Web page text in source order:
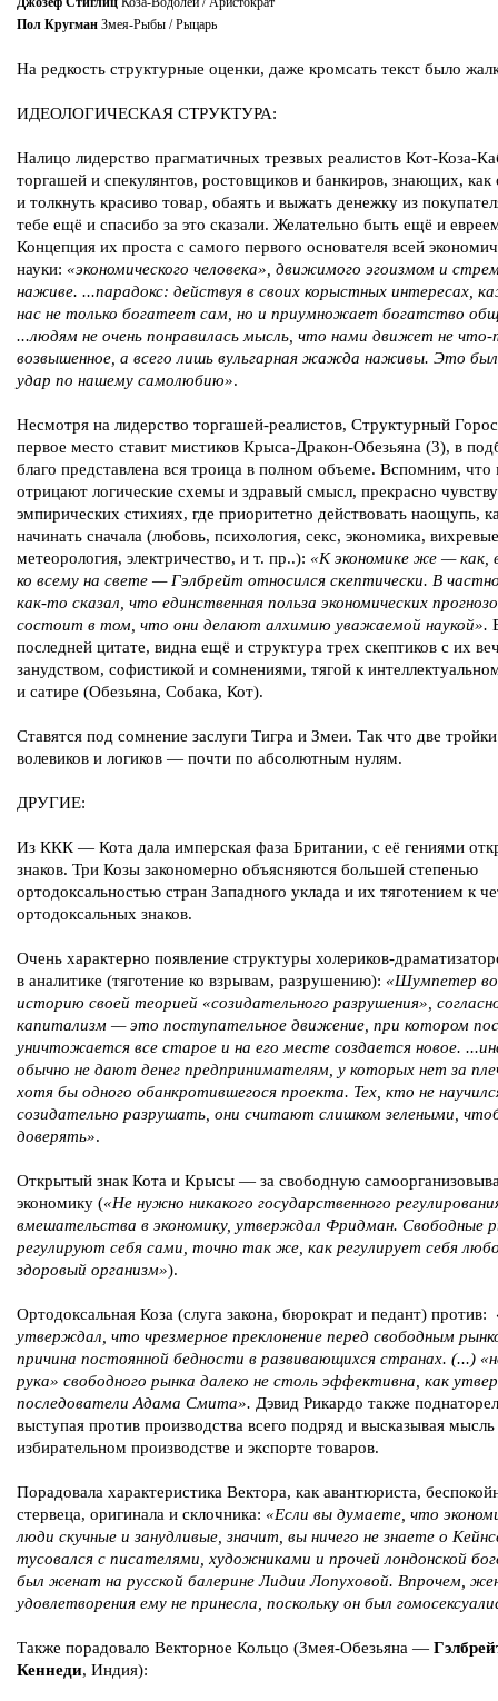
Пол Кругман Змея-Рыбы / Рыцарь
На редкость структурные оценки, даже кромсать текст было
ИДЕОЛОГИЧЕСКАЯ СТРУКТУРА:
Налицо лидерство прагматичных трезвых реалистов Кот-Коза-
торгашей и спекулянтов, ростовщиков и банкиров, знающих,
и толкнуть красиво товар, обаять и выжать денежку из
тебе ещё и спасибо за это сказали. Желательно быть ещё и
Концепция их проста с самого первого основателя всей
науки: «экономического человека», движимого эгоизмом и
наживе. ...парадокс: действуя в своих корыстных интересах,
нас не только богатеет сам, но и приумножает богатство
...людям не очень понравилась мысль, что нами движет не что-
возвышенное, а всего лишь вульгарная жажда наживы. Это
удар по нашему самолюбию».
Несмотря на лидерство торгашей-реалистов, Структурный
первое место ставит мистиков Крыса-Дракон-Обезьяна (3), в
благо представлена вся троица в полном объеме. Вспомним, что
отрицают логические схемы и здравый смысл, прекрасно
эмпирических стихиях, где приоритетно действовать наощупь,
начинать сначала (любовь, психология, секс, экономика,
метеорология, электричество, и т. пр..): «К экономике же — как,
ко всему на свете — Гэлбрейт относился скептически. В
как-то сказал, что единственная польза экономических
состоит в том, что они делают алхимию уважаемой наукой».
последней цитате, видна ещё и структура трех скептиков с их
занудством, софистикой и сомнениями, тягой к
и сатире (Обезьяна, Собака, Кот).
Ставятся под сомнение заслуги Тигра и Змеи. Так что две тройки
волевиков и логиков — почти по абсолютным нулям.
ДРУГИЕ:
Из ККК — Кота дала имперская фаза Британии, с её гениями
знаков. Три Козы закономерно объясняются большей степенью
ортодоксальностью стран Западного уклада и их тяготением к
ортодоксальных знаков.
Очень характерно появление структуры холериков-
в аналитике (тяготение ко взрывам, разрушению): «Шумпетер
историю своей теорией «созидательного разрушения»,
капитализм — это поступательное движение, при котором
уничтожается все старое и на его месте создается новое.
обычно не дают денег предпринимателям, у которых нет за
хотя бы одного обанкротившегося проекта. Тех, кто не
созидательно разрушать, они считают слишком зелеными,
доверять».
Открытый знак Кота и Крысы — за свободную
экономику («Не нужно никакого государственного
вмешательства в экономику, утверждал Фридман. Свободные
регулируют себя сами, точно так же, как регулирует себя
здоровый организм»).
Ортодоксальная Коза (слуга закона, бюрократ и педант) против:
утверждал, что чрезмерное преклонение перед свободным
причина постоянной бедности в развивающихся странах. (...)
рука» свободного рынка далеко не столь эффективна, как
последователи Адама Смита». Дэвид Рикардо также
выступая против производства всего подряд и высказывая
избирательном производстве и экспорте товаров.
Порадовала характеристика Вектора, как авантюриста,
стервеца, оригинала и склочника: «Если вы думаете, что
люди скучные и занудливые, значит, вы ничего не знаете о
тусовался с писателями, художниками и прочей лондонской
был женат на русской балерине Лидии Лопуховой. Впрочем,
удовлетворения ему не принесла, поскольку он был
Также порадовало Векторное Кольцо (Змея-Обезьяна —
Кеннеди, Индия):